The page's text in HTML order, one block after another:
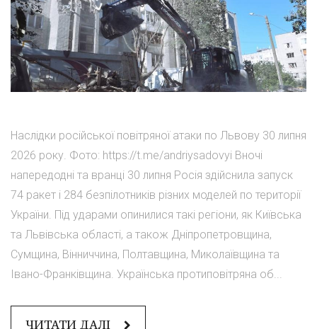
Наслідки російської повітряної атаки по Львову 30 липня
2026 року. Фото: https://t.me/andriysadovyi Вночі
напередодні та вранці 30 липня Росія здійснила запуск
74 ракет і 284 безпілотників різних моделей по території
України. Під ударами опинилися такі регіони, як Київська
та Львівська області, а також Дніпропетровщина,
Сумщина, Вінниччина, Полтавщина, Миколаївщина та
Івано-Франківщина. Українська протиповітряна об...
ЧИТАТИ ДАЛІ